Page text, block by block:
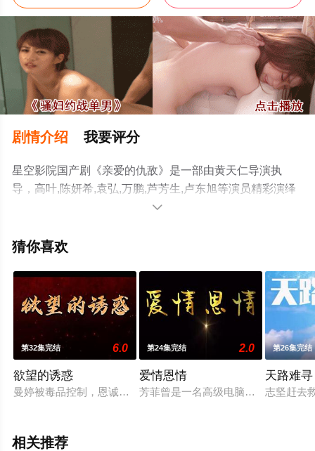
剧情介绍 我要评分
星空影院国产剧《亲爱的仇敌》是一部由黄天仁导演执
导，高叶,陈妍希,袁弘,万鹏,芦芳生,卢东旭等演员精彩演绎
的中国大陆电视剧，大结局剧情已揭晓（1-24全集），手
网，更多相关信息可移步至豆瓣电视剧、电视猫或剧情网

猜你喜欢
第32集完结 6.0
欲望的诱惑
曼婷被毒品控制，恩诚知道了曼婷与林子交往，在大排档换钱
第24集完结 2.0
爱情恩情
芳菲曾是一名高级电脑工程师，经历
第26集完结
天路难寻
志坚赶去
相关推荐